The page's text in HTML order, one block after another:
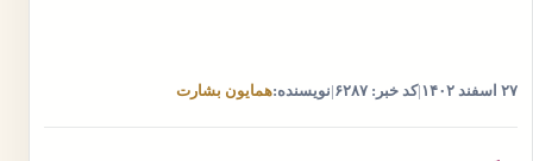
۲۷ اسفند ۱۴۰۲ |کد خبر: ۶۲۸۷ نویسنده:همایون بشارت